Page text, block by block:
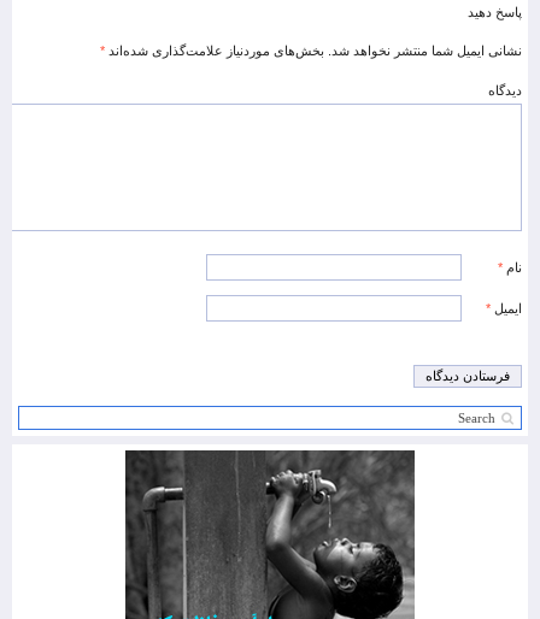
پاسخ دهید
نشانی ایمیل شما منتشر نخواهد شد. بخش‌های موردنیاز علامت‌گذاری شده‌اند *
دیدگاه
نام *
ایمیل *